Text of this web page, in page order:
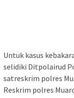
Untuk kasus
selidiki Ditpolairud
satreskrim polres
Reskrim polres